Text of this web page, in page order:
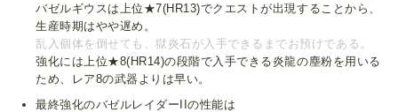
バゼルギウスは上位★7(HR13)でクエストが出現することから、
生産時期はやや遅め。
乱入個体を倒せても、獄炎石が入手できるまでお預けである。
強化には上位★8(HR14)の段階で入手できる炎龍の塵粉を用いる
ため、レア8の武器よりは早い。
最終強化のバゼルレイダーIIの性能は